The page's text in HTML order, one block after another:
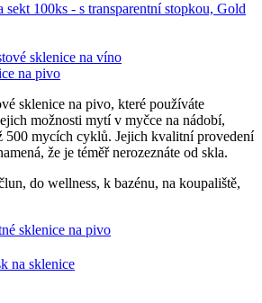
sekt 100ks - s transparentní stopkou, Gold
na pivo
sklenice na pivo, které používáte
možnosti mytí v myčce na nádobí,
500 mycích cyklů. Jejich kvalitní provedení
že je téměř nerozeznáte od skla.
do wellness, k bazénu, na koupaliště,
sklenice na pivo
na sklenice